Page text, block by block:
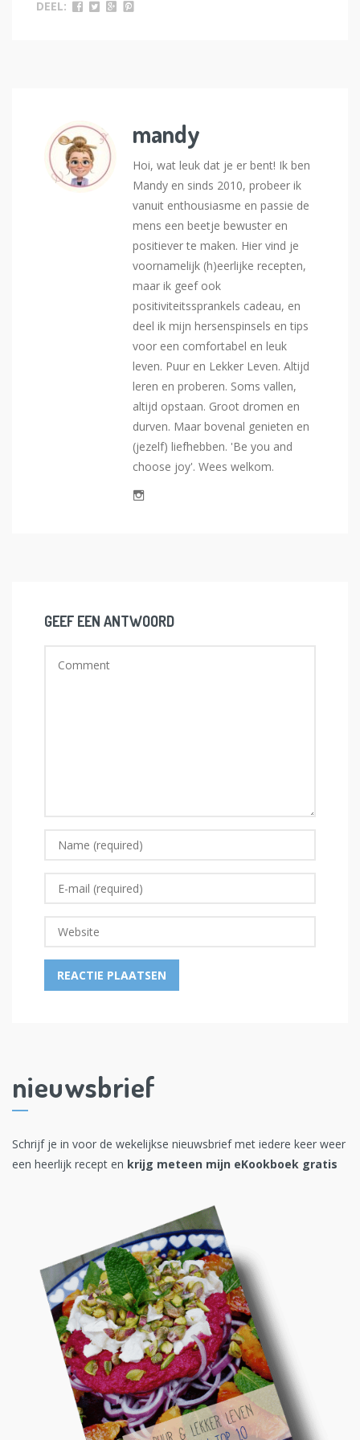
DEEL:
mandy
Hoi, wat leuk dat je er bent! Ik ben
Mandy en sinds 2010, probeer ik
vanuit enthousiasme en passie de
mens een beetje bewuster en
positiever te maken. Hier vind je
voornamelijk (h)eerlijke recepten,
maar ik geef ook
positiviteitssprankels cadeau, en
deel ik mijn hersenspinsels en tips
voor een comfortabel en leuk
leven. Puur en Lekker Leven. Altijd
leren en proberen. Soms vallen,
altijd opstaan. Groot dromen en
durven. Maar bovenal genieten en
(jezelf) liefhebben. 'Be you and
choose joy'. Wees welkom.
GEEF EEN ANTWOORD
nieuwsbrief
Schrijf je in voor de wekelijkse nieuwsbrief met iedere keer weer
een heerlijk recept en krijg meteen mijn eKookboek gratis